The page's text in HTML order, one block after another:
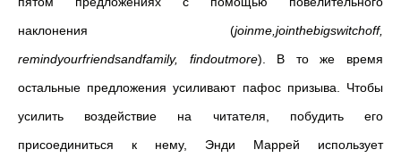
наклонения (joinme jointhebigswitchoff,
remindyourfriendsandfamily, findoutmore). В то же время
остальные предложения усиливают пафос призыва. Чтобы
усилить воздействие на читателя, побудить его
присоединиться к нему, Энди Маррей использует